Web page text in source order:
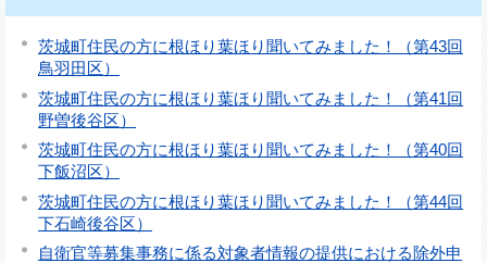
茨城町住民の方に根ほり葉ほり聞いてみました！（第43回
鳥羽田区）
茨城町住民の方に根ほり葉ほり聞いてみました！（第41回
野曽後谷区）
茨城町住民の方に根ほり葉ほり聞いてみました！（第40回
下飯沼区）
茨城町住民の方に根ほり葉ほり聞いてみました！（第44回
下石崎後谷区）
自衛官等募集事務に係る対象者情報の提供における除外申